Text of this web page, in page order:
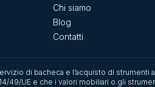
Chi siamo
Blog
Contatti
di bacheca e l’acquisto di
49/UE e che i valori mobiliari o gli